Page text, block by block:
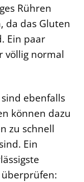
Rühren
da das Gluten
Ein paar
völlig normal
ebenfalls
können dazu
zu schnell
Ein